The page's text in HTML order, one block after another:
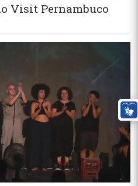
Visit Pernambuco